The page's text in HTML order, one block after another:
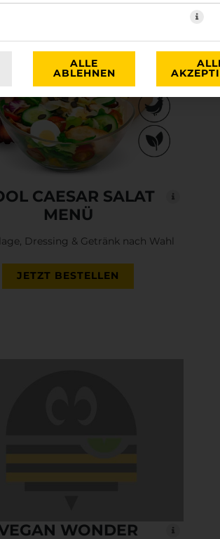
ALLE
ABLEHNEN
CAESAR SALAT
MENÜ
Dressing & Getränk nach Wahl
JETZT BESTELLEN
WONDER